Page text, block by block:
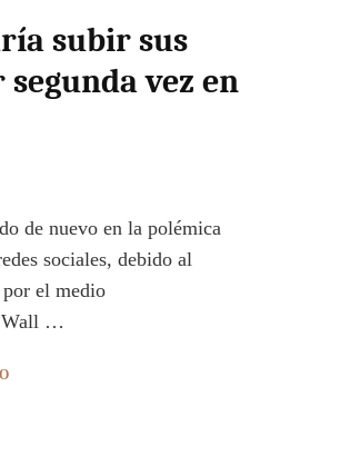
subir sus
vez en
de nuevo en la polémica
sociales, debido al
el medio
Wall …